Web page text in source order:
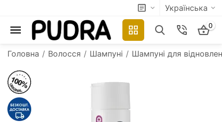
Українська
0
Головна / Волосся / Шампуні / Шампуні для